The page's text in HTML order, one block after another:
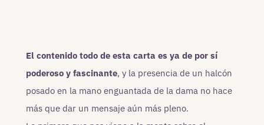
El contenido todo de esta carta es ya de por sí
poderoso y fascinante, y la presencia de un halcón
posado en la mano enguantada de la dama no hace
más que dar un mensaje aún más pleno.